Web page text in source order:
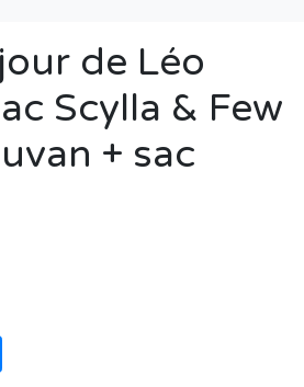
de Léo
Scylla & Few
+ sac